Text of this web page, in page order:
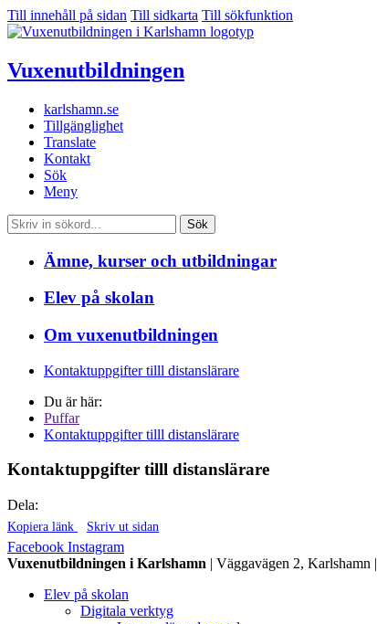
Till innehåll på sidan Till sidkarta Till sökfunktion
Vuxen­utbildningen
karlshamn.se
Tillgänglighet
Translate
Kontakt
Sök
Meny
Sök
Ämne, kurser och utbildningar
Elev på skolan
Om vuxenutbildningen
Kontaktuppgifter tilll distanslärare
Du är här:
Puffar
Kontaktuppgifter tilll distanslärare
Kontaktuppgifter tilll distanslärare
Dela:
Kopiera länk Skriv ut sidan
Facebook Instagram
Vuxenutbildningen i Karlshamn | Väggavägen 2, Karlshamn |
Elev på skolan
Digitala verktyg